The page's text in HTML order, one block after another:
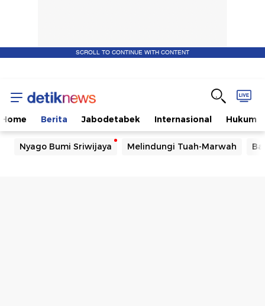
SCROLL TO CONTINUE WITH CONTENT
Home Berita Jabodetabek Internasional Hukum
Nyago Bumi Sriwijaya Melindungi Tuah-Marwah